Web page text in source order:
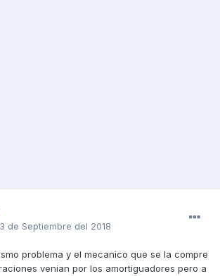
3 de Septiembre del 2018
problema y el mecanico que se la compre
venian por los amortiguadores pero a